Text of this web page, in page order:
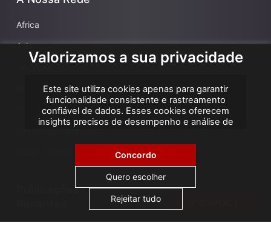
Africa
Asia
Europa
França
Territórios Francese
Publicaçôes
Valorizamos a sua privacidade
Este site utiliza cookies apenas para garantir
funcionalidade consistente e rastreamento
confiável de dados. Esses cookies oferecem
insights precisos de desempenho e análise de
experiência. Não utilizamos cookies para
publicidade ou remarketing, e nenhum dado
pessoal é vendido ou compartilhado com
terceiros. Ao clicar em "Aceitar todos", você
consente com o uso de cookies.
Concordo
Quero escolher
Rejeitar tudo